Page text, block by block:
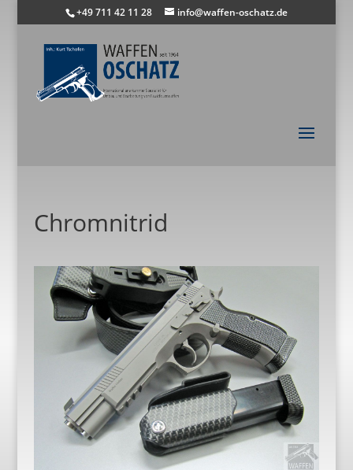
+49 711 42 11 28 info@waffen-oschatz.de
Chromnitrid